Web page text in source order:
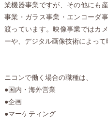
業機器事業ですが、その他にも
事業・ガラス事業・エンコーダ
渡っています。映像事業ではカ
ーや、デジタル画像技術によって
ニコンで働く場合の職種は、
●国内・海外営業
●企画
●マーケティング